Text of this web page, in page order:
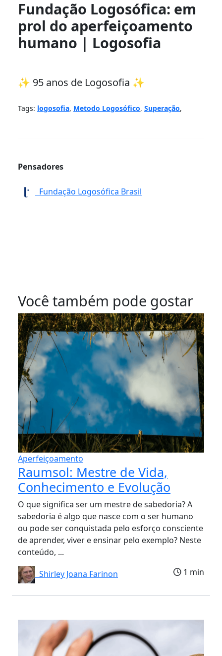
Fundação Logosófica: em
prol do aperfeiçoamento
humano | Logosofia
✨ 95 anos de Logosofia ✨
Tags: logosofia, Metodo Logosófico, Superação,
Pensadores
Fundação Logosófica Brasil
Você também pode gostar
Aperfeiçoamento
Raumsol: Mestre de Vida,
Conhecimento e Evolução
O que significa ser um mestre de sabedoria? A
sabedoria é algo que nasce com o ser humano
ou pode ser conquistada pelo esforço consciente
de aprender, viver e ensinar pelo exemplo? Neste
conteúdo, ...
Shirley Joana Farinon
1 min